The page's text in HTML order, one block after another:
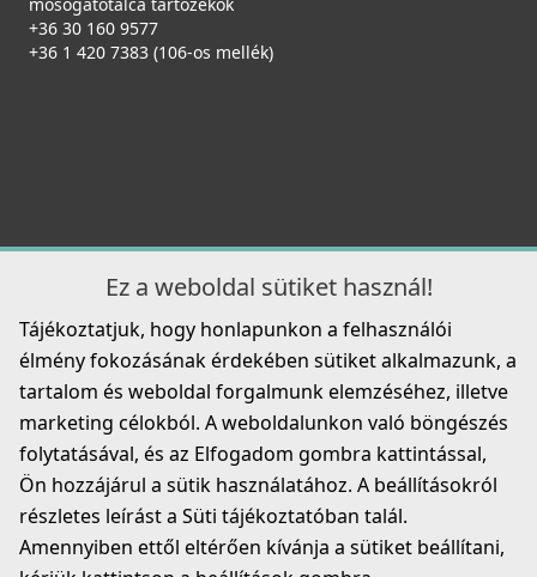
ELLECI - Mosogatótálca medencefenék Essenza 50 K96
LKES5096
ELLECI - Mosogatótálca Dialogo C86 K96 bronz
tartozékkal
LKDC8696BRZ
99 990 Ft
Részletek
109 990 Ft
MGKTOP40
125 990 Ft
Részletek
+36 30 160 9577
+36 1 420 7383 (106-os mellék)
Ez a weboldal sütiket használ!
Tájékoztatjuk, hogy honlapunkon a felhasználói
élmény fokozásának érdekében sütiket alkalmazunk, a
tartalom és weboldal forgalmunk elemzéséhez, illetve
marketing célokból. A weboldalunkon való böngészés
folytatásával, és az Elfogadom gombra kattintással,
Ön hozzájárul a sütik használatához. A beállításokról
részletes leírást a Süti tájékoztatóban talál.
Amennyiben ettől eltérően kívánja a sütiket beállítani,